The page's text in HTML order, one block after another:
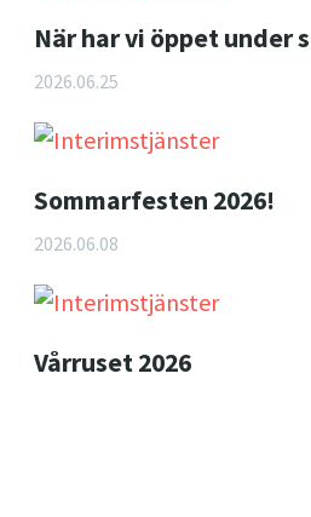
När har vi öppet under
2026.06.25
Sommarfesten 2026!
2026.06.08
Vårruset 2026